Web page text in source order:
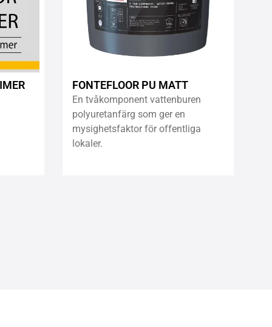
FONTEFLOOR PU MATT
En tvåkomponent vattenburen
polyuretanfärg som ger en
mysighetsfaktor för offentliga
lokaler.